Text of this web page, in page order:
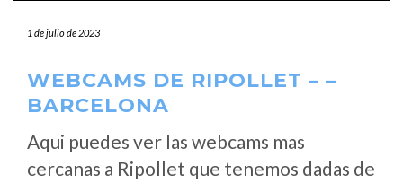
1 de julio de 2023
WEBCAMS DE RIPOLLET – –
BARCELONA
Aqui puedes ver las webcams mas
cercanas a Ripollet que tenemos dadas de